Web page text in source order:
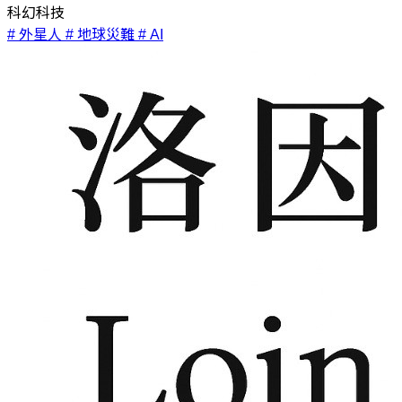
科幻科技
# 外星人 # 地球災難 # AI